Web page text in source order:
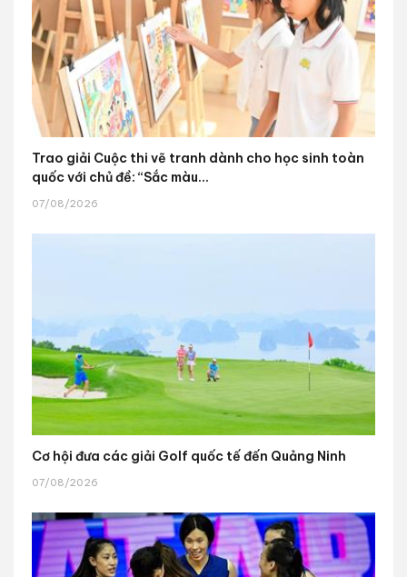
Trao giải Cuộc thi vẽ tranh dành cho học sinh toàn
quốc với chủ đề: “Sắc màu...
07/08/2026
Cơ hội đưa các giải Golf quốc tế đến Quảng Ninh
07/08/2026